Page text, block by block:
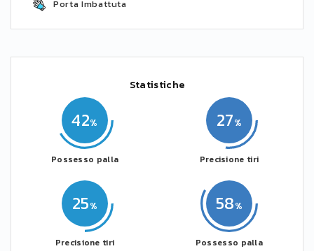
Porta Imbattuta
Statistiche
42
Possesso palla
25
Precisione tiri
58
Possesso palla
27
Precisione tiri